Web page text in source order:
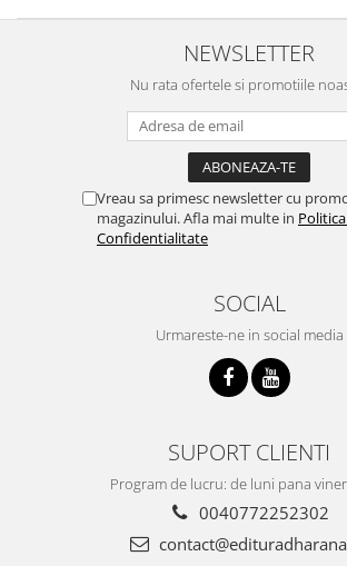
NEWSLETTER
Nu rata ofertele si promotiile
Vreau sa primesc newsletter cu
magazinului. Afla mai multe in
Confidentialitate
SOCIAL
Urmareste-ne in social media
SUPORT CLIENTI
Program de lucru: de luni pana
0040772252302